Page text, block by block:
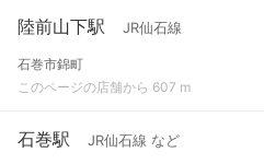
陸前山下駅 JR仙石線
石巻市錦町
このページの店舗から 607 m
石巻駅 JR仙石線 など